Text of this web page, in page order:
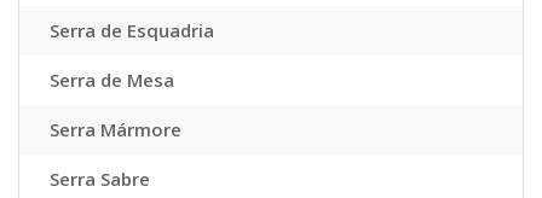
Serra de Esquadria
Serra de Mesa
Serra Mármore
Serra Sabre